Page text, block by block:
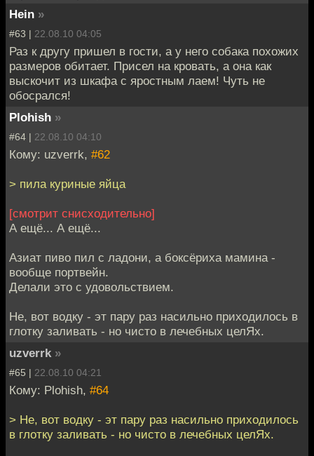
Hein »
#63 | 22.08.10 04:05
Раз к другу пришел в гости, а у него собака похожих
размеров обитает. Присел на кровать, а она как
выскочит из шкафа с яростным лаем! Чуть не
обосрался!
Plohish »
#64 | 22.08.10 04:10
Кому: uzverrk, #62
> пила куриные яйца
[смотрит снисходительно]
А ещё... А ещё...
Азиат пиво пил с ладони, а боксёриха мамина -
вообще портвейн.
Делали это с удовольствием.
Не, вот водку - эт пару раз насильно приходилось в
глотку заливать - но чисто в лечебных целЯх.
uzverrk »
#65 | 22.08.10 04:21
Кому: Plohish, #64
> Не, вот водку - эт пару раз насильно приходилось
в глотку заливать - но чисто в лечебных целЯх.